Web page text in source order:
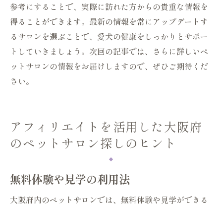
参考にすることで、実際に訪れた方からの貴重な情報を
得ることができます。最新の情報を常にアップデートす
るサロンを選ぶことで、愛犬の健康をしっかりとサポー
トしていきましょう。次回の記事では、さらに詳しいペ
ットサロンの情報をお届けしますので、ぜひご期待くだ
さい。
アフィリエイトを活用した大阪府
のペットサロン探しのヒント
無料体験や見学の利用法
大阪府内のペットサロンでは、無料体験や見学ができる